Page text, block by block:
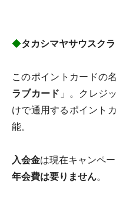
◆タカシマヤサウスク
このポイントカードの
ラブカード 」。クレジ
けで通用するポイント
能。
入会金は現在キャンペ
年会費は要りません。